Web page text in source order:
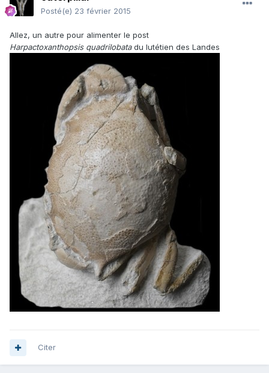
Posté(e) 23 février 2015
Allez, un autre pour alimenter le post
Harpactoxanthopsis quadrilobatadu lutétien des Landes
Citer